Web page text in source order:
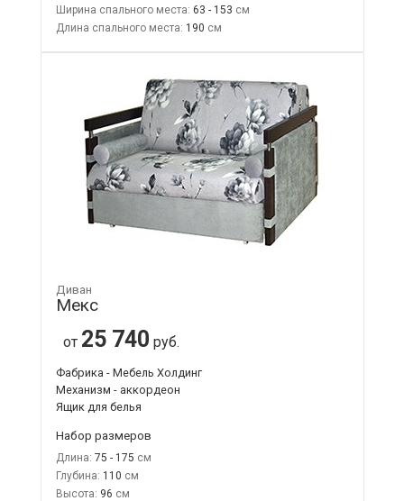
Ширина спального места: 63 - 153
Длина спального места: 190
Диван
Мекс
от 25 740 руб.
Фабрика - Мебель Холдинг
Механизм - аккордеон
Ящик для белья
Набор размеров
Длина: 75 - 175
Глубина: 110
Высота: 96